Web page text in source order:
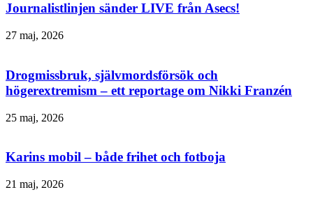
Journalistlinjen sänder LIVE från Asecs!
27 maj, 2026
Drogmissbruk, självmordsförsök och
högerextremism – ett reportage om Nikki Franzén
25 maj, 2026
Karins mobil – både frihet och fotboja
21 maj, 2026